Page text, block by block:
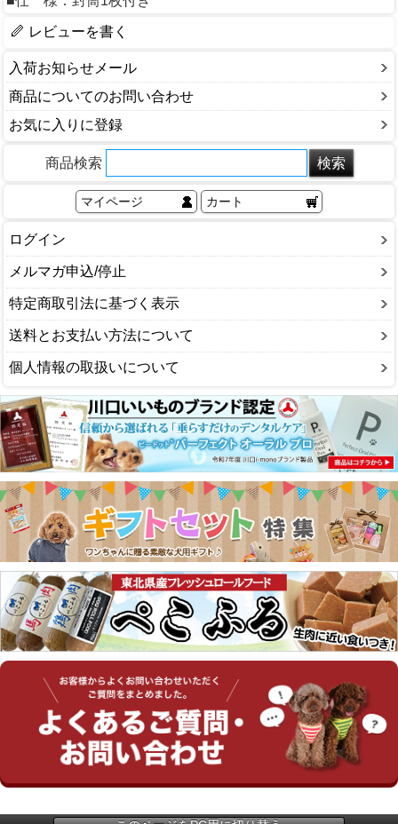
レビューを書く
入荷お知らせメール
商品についてのお問い合わせ
お気に入りに登録
商品検索
マイページ カート
ログイン
メルマガ申込/停止
特定商取引法に基づく表示
送料とお支払い方法について
個人情報の取扱いについて